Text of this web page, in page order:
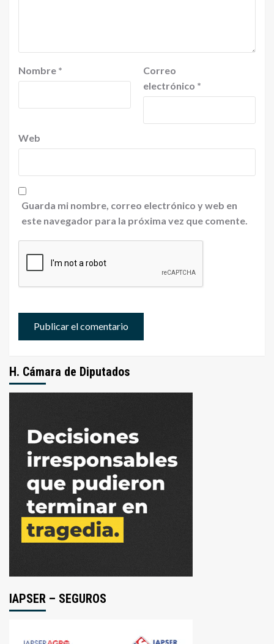
Nombre *
Correo
electrónico *
Web
Guarda mi nombre, correo electrónico y web en
este navegador para la próxima vez que comente.
H. Cámara de Diputados
IAPSER – SEGUROS